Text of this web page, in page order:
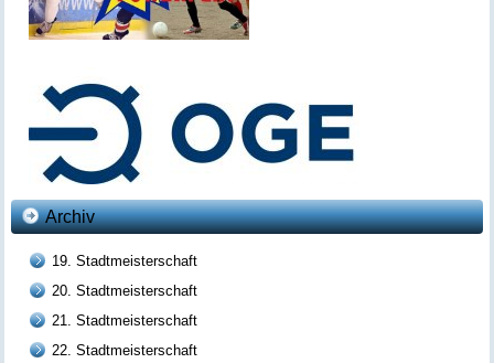
Archiv
19. Stadtmeisterschaft
20. Stadtmeisterschaft
21. Stadtmeisterschaft
22. Stadtmeisterschaft